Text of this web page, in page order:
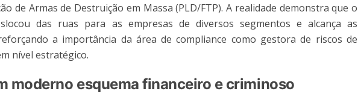
de Armas de Destruição em Massa (PLD/FTP). A realidade demonstra que o
das ruas para as empresas de diversos segmentos e alcança as
a importância da área de compliance como gestora de riscos de
nível estratégico.
moderno esquema financeiro e criminoso